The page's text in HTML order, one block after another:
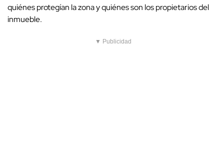
quiénes protegían la zona y quiénes son los propietarios del
inmueble.
▼ Publicidad